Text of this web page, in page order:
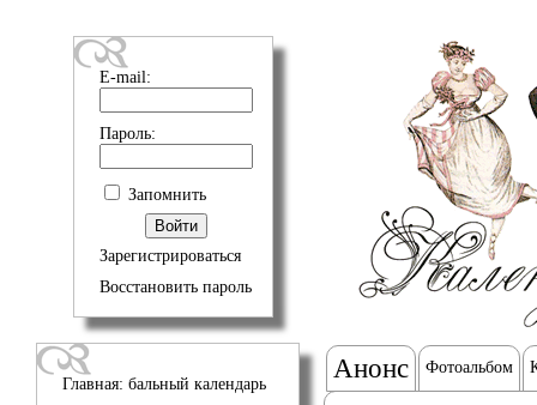
E-mail:
Пароль:
Запомнить
Зарегистрироваться
Восстановить пароль
Главная: бальный календарь
Анонс Фотоальбом